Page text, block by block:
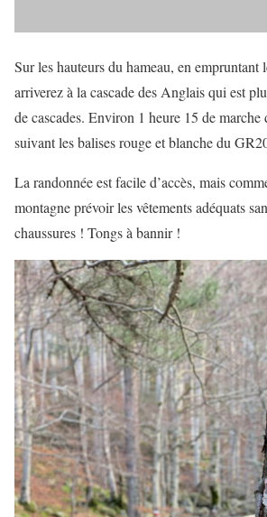
Sur les hauteurs du hameau, en empruntant
arriverez à la cascade des Anglais qui est
de cascades. Environ 1 heure 15 de marche
suivant les balises rouge et blanche du
La randonnée est facile d’accès, mais
montagne prévoir les vêtements adéquats
chaussures ! Tongs à bannir !